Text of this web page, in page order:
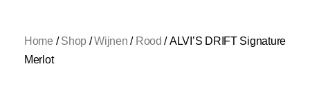
Home /Shop /Wijnen / Rood / ALVI’S DRIFT Signature
Merlot